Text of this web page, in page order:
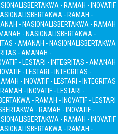
BERTAKWA - RAMAH - INOVATIF
BERTAKWA - RAMAH -
- NASIONALISBERTAKWA - RAMAH
- NASIONALISBERTAKWA -
- AMANAH - NASIONALISBERTAKWA
- AMANAH -
- LESTARI - INTEGRITAS - AMANAH
- LESTARI - INTEGRITAS -
- INOVATIF - LESTARI - INTEGRITAS
- INOVATIF - LESTARI -
BERTAKWA - RAMAH - INOVATIF - LESTARI
BERTAKWA - RAMAH - INOVATIF -
BERTAKWA - RAMAH - INOVATIF
BERTAKWA - RAMAH -